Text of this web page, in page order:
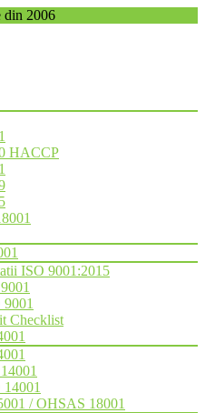
din 2006
HACCP
ISO 9001:2015
9001
Checklist
14001
/ OHSAS 18001